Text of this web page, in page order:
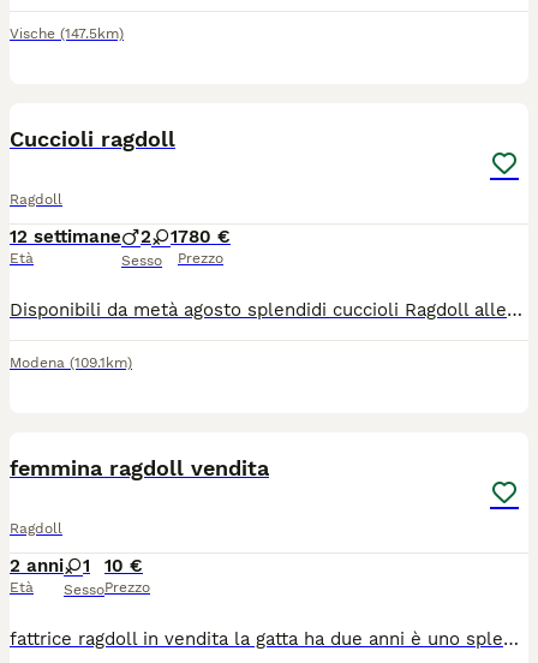
Vische (147.5km)
Cuccioli ragdoll
Ragdoll
12 settimane
Età
2 1
Sesso
780 €
Prezzo
Disponibili da metà agosto splendidi cuccioli Ragdoll allevati esclusivamente in casa genitori visibili testati fiv felv hcm e pdk .i cuccioli si possono già conoscere e dopo reciproca conoscenza eventualmente prenotare massima serietà mantengo i contatti nel tempo e resto sempre a disposizione per seguire la crescita dei piccoli .non li cedo assolutamente a commercianti o allevatori .per info foto e video scrivimi Pure anche su whatsapp
Modena (109.1km)
femmina ragdoll vendita
Ragdoll
2 anni
Età
1
Sesso
10 €
Prezzo
fattrice ragdoll in vendita la gatta ha due anni è uno splendido esemplare di ragdoll Pedigree anfi e afef, complete vaccinazioni, microchip, razza purissima da più di tre generazioni sia da parte di padre che di madre ha già avuto una cuccioalta di 5 piccoli meravigliosi venduti subito. trattativa riservata l'animale può essere vendata anche in alernativa come animale da compagnia 3339573718